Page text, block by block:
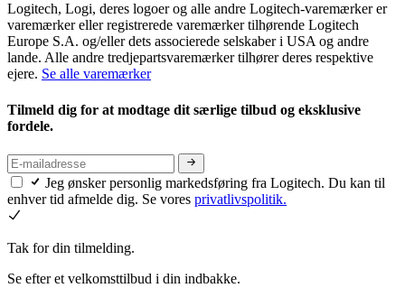
Logitech, Logi, deres logoer og alle andre Logitech-varemærker er
varemærker eller registrerede varemærker tilhørende Logitech
Europe S.A. og/eller dets associerede selskaber i USA og andre
lande. Alle andre tredjepartsvaremærker tilhører deres respektive
ejere. Se alle varemærker
Tilmeld dig for at modtage dit særlige tilbud og eksklusive
fordele.
Jeg ønsker personlig markedsføring fra Logitech. Du kan til
enhver tid afmelde dig. Se vores privatlivspolitik.
Tak for din tilmelding.
Se efter et velkomsttilbud i din indbakke.